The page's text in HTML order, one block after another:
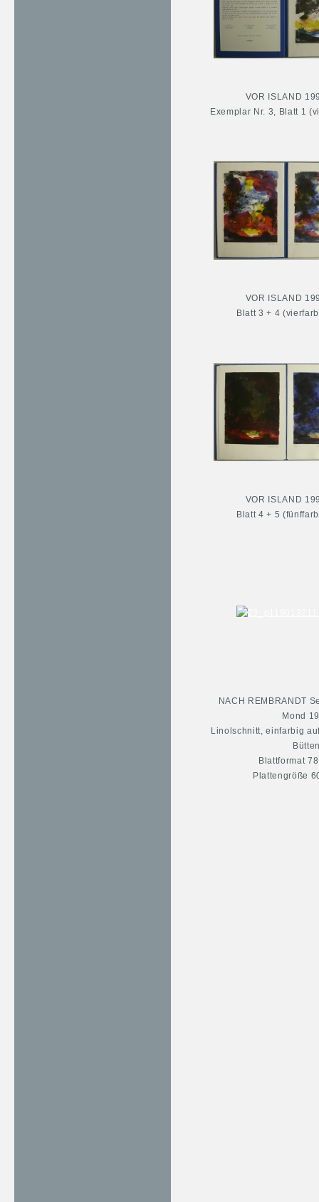
VOR ISLAND
Exemplar Nr. 3, Blatt 1
VOR ISLAND
Blatt 3 + 4
VOR ISLAND
Blatt 4 + 5
NACH REMBRANDT
Mond
Linolschnitt, einfarbig
Blattformat
Plattengröße